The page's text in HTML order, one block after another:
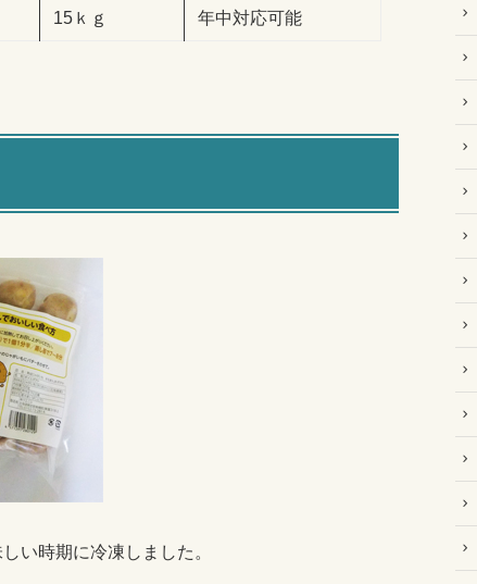
15ｋｇ 年中対応可能
い時期に冷凍しました。